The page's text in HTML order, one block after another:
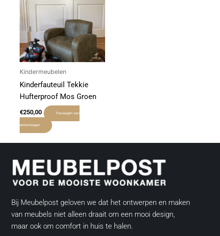
Kindermeubelen
Kinderfauteuil Tekkie
Hufterproof Mos Groen
€250,00 Toevoegen aan
winkelwagen
Bij Meubelpost geloven we dat het ontwerpen en maken
van meubels niet alleen draait om een mooi design,
maar ook om comfort in huis te halen.